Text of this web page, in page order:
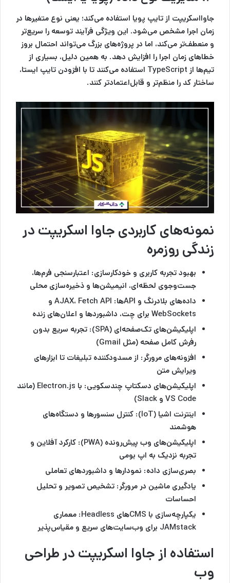
جاوااسکریپت از تایپ پویا استفاده می‌کند؛ یعنی نوع متغیرها در
زمان اجرا مشخص می‌شود. این ویژگی فرآیند توسعه را سریع‌تر
و منعطف‌تر می‌کند، اما در پروژه‌های بزرگ می‌تواند احتمال بروز
خطاهای زمان اجرا را افزایش دهد. به همین دلیل، بسیاری از
تیم‌ها از TypeScript استفاده می‌کنند تا با افزودن تایپ ایستا،
ساختار کد را منظم‌تر و قابل‌اعتمادتر کنند.
نمونه‌های کاربردی جاوا اسکریپت در
زندگی روزمره
بهبود تجربه کاربری و خودکارسازی: اعتبارسنجی فرم‌ها،
جست‌وجوی لحظه‌ای، انیمیشن‌ها و ذخیره‌سازی محلی
داده‌های بلادرنگ و APIها
: AJAX، Fetch API و
WebSockets برای چت، داشبوردها و اعلان‌های زنده
اپلیکیشن‌های تک‌صفحه‌ای (SPA)
: تجربه سریع بدون
رفرش کامل صفحه (مثل Gmail)
افزونه‌های مرورگر: از مسدودکننده تبلیغات تا ابزارهای
ویرایش متن
اپلیکیشن‌های دسکتاپ چندسکویی:
با Electron.js (مانند
VS Code و Slack)
اینترنت اشیا (IoT)
: کنترل سنسورها و دستگاه‌های
هوشمند
اپلیکیشن‌های وب پیش‌رونده (PWA)
: کارکرد آفلاین و
تجربه نزدیک به اپ بومی
بصری‌سازی داده: نمودارها و داشبوردهای تعاملی
یادگیری ماشین در مرورگر: تشخیص تصویر و تحلیل
احساسات
یکپارچه‌سازی با CMSهای Headless:
معماری
JAMstack برای وب‌سایت‌های سریع و مقیاس‌پذیر
استفاده از جاوا اسکریپت در طراحی
وب